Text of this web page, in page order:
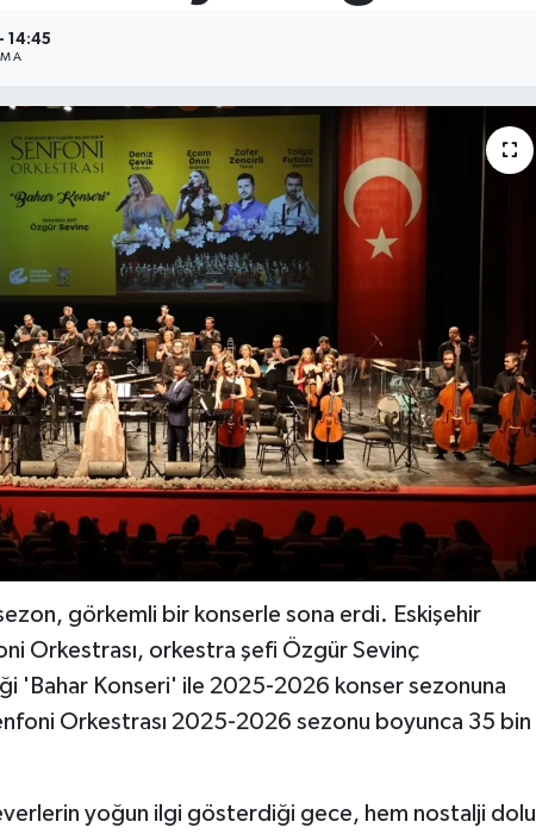
14:45
görkemli bir konserle sona erdi. Eskişehir
Orkestrası, orkestra şefi Özgür Sevinç
'Bahar Konseri' ile 2025-2026 konser sezonuna
Orkestrası 2025-2026 sezonu boyunca 35 bin
yoğun ilgi gösterdiği gece, hem nostalji dolu